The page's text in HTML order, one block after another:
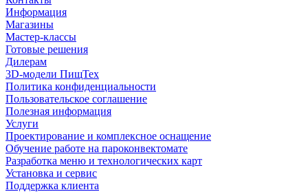
Информация
Магазины
Мастер-классы
Готовые решения
Дилерам
3D-модели ПищТех
Политика конфиденциальности
Пользовательское соглашение
Полезная информация
Услуги
Проектирование и комплексное оснащение
Обучение работе на пароконвектомате
Разработка меню и технологических карт
Установка и сервис
Поддержка клиента